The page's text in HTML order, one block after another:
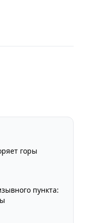
горы
пункта: